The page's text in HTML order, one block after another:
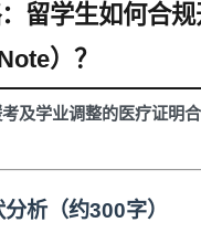
留学生如何合规
）？
及学业调整的医疗证明
析（约300字）